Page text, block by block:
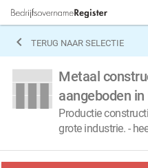
 TERUG NAAR SELECTIE
Metaal
aangeboden
Productie
grote industrie. -